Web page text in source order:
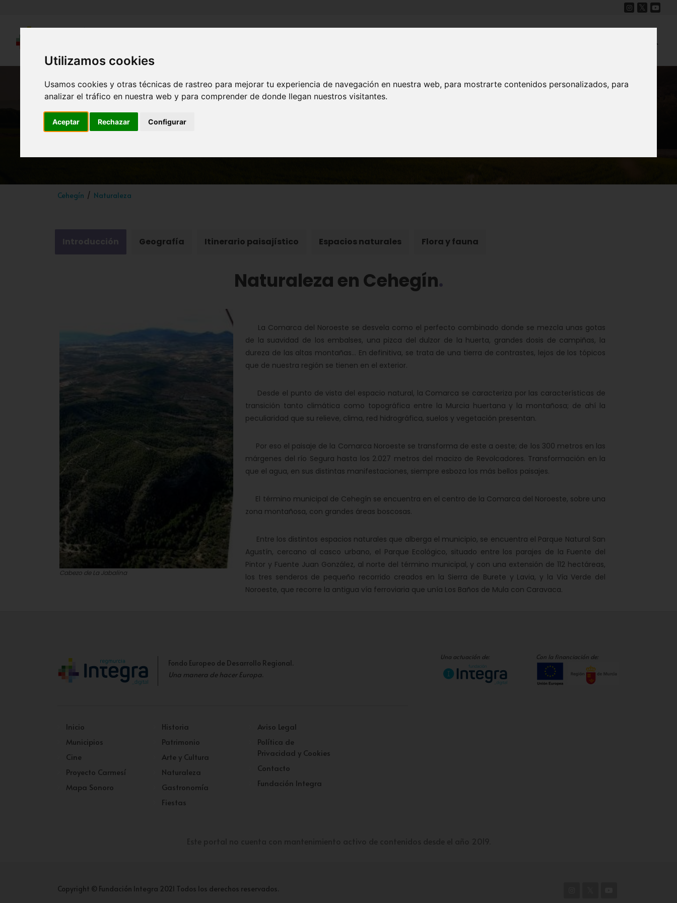
Utilizamos cookies
Usamos cookies y otras técnicas de rastreo para mejorar tu experiencia de navegación en nuestra web, para mostrarte contenidos personalizados, para
analizar el tráfico en nuestra web y para comprender de donde llegan nuestros visitantes.
Aceptar Rechazar Configurar
MUNICIPIOS
Cehegín Naturaleza
Introducción Geografía Itinerario paisajístico Espacios naturales Flora y fauna
Naturaleza en Cehegín
La Comarca del Noroeste se desvela como el perfecto combinado donde se mezcla unas gotas
de la suavidad de los embalses, una pizca del dulzor de la huerta, grandes dosis de campiñas, la
dureza de las altas montañas... En definitiva, se trata de una tierra de contrastes, lejos de los tópicos
que de nuestra región se tienen en el exterior.
Desde el punto de vista del espacio natural, la Comarca se caracteriza por las características de
transición tanto climática como topográfica entre la Murcia huertana y la montañosa; de ahí la
peculiaridad que su relieve, clima, red hidrográfica, suelos y vegetación presentan.
Por eso el paisaje de la Comarca Noroeste se transforma de este a oeste; de los 300 metros en las
márgenes del río Segura hasta los 2.027 metros del macizo de Revolcadores. Transformación en la
que el agua, en sus distintas manifestaciones, siempre esboza los más bellos paisajes.
El término municipal de Cehegín se encuentra en el centro de la Comarca del Noroeste, sobre una
zona montañosa, con grandes áreas boscosas.
Entre los distintos espacios naturales que alberga el municipio, se encuentra el Parque Natural San
Agustín, cercano al casco urbano, el Parque Ecológico, situado entre los parajes de la Fuente del
Pintor y Fuente Juan González, al norte del término municipal, y con una extensión de 112 hectáreas,
los tres senderos de pequeño recorrido creados en la Sierra de Burete y Lavia, y la Vía Verde del
Noroeste, que recorre la antigua vía ferroviaria que unía Los Baños de Mula con Caravaca.
Cabezo de La Jabalina
Fondo Europeo de Desarrollo Regional.
Una manera de hacer Europa.
Inicio
Municipios
Cine
Proyecto Carmesí
Mapa Sonoro
Historia
Patrimonio
Arte y Cultura
Naturaleza
Gastronomía
Fiestas
Aviso Legal
Política de
Privacidad y Cookies
Contacto
Fundación Integra
Una actuación de: Con la financiación de:
Copyright © Fundación Integra 2021 Todos los derechos reservados.